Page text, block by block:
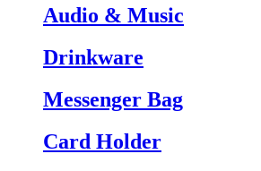
Audio & Music
Drinkware
Messenger Bag
Card Holder